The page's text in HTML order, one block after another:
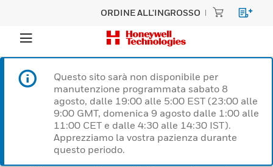
ORDINE ALL'INGROSSO
Questo sito sarà non disponibile per
manutenzione programmata sabato 8
agosto, dalle 19:00 alle 5:00 EST (23:00 alle
9:00 GMT, domenica 9 agosto dalle 1:00 alle
11:00 CET e dalle 4:30 alle 14:30 IST).
Apprezziamo la vostra pazienza durante
questo periodo.